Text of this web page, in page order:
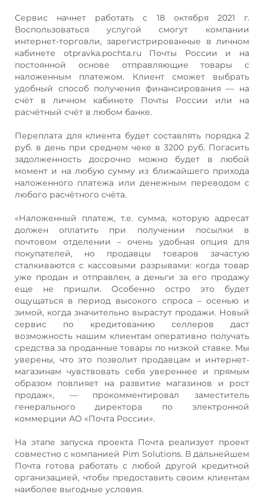
Сервис начнет работать с 18 октября 2021 г.
Воспользоваться услугой смогут компании
интернет-торговли, зарегистрированные в личном
кабинете otpravka.pochta.ru Почты России и на
постоянной основе отправляющие товары с
наложенным платежом. Клиент сможет выбрать
удобный способ получения финансирования — на
счёт в личном кабинете Почты России или на
расчётный счёт в любом банке.
Переплата для клиента будет составлять порядка 2
руб. в день при среднем чеке в 3200 руб. Погасить
задолженность досрочно можно будет в любой
момент и на любую сумму из ближайшего прихода
наложенного платежа или денежным переводом с
любого расчётного счёта.
«Наложенный платеж, т.е. сумма, которую адресат
должен оплатить при получении посылки в
почтовом отделении – очень удобная опция для
покупателей, но продавцы товаров зачастую
сталкиваются с кассовыми разрывами: когда товар
уже продан и отправлен, а деньги за его продажу
еще не пришли. Особенно остро это будет
ощущаться в период высокого спроса – осенью и
зимой, когда значительно вырастут продажи. Новый
сервис по кредитованию селлеров даст
возможность нашим клиентам оперативно получать
средства за проданные товары по низкой ставке. Мы
уверены, что это позволит продавцам и интернет-
магазинам чувствовать себя увереннее и прямым
образом повлияет на развитие магазинов и рост
продаж», — прокомментировал заместитель
генерального директора по электронной
коммерции АО «Почта России».
На этапе запуска проекта Почта реализует проект
совместно с компанией Pim Solutions. В дальнейшем
Почта готова работать с любой другой кредитной
организацией, чтобы предоставить своим клиентам
наиболее выгодные условия.